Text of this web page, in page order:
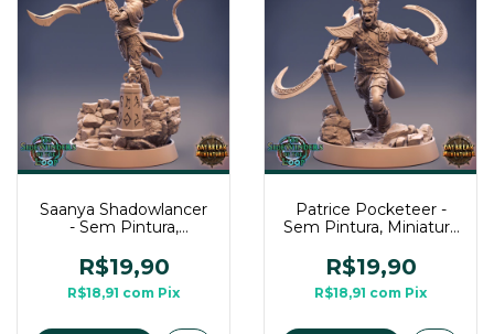
Saanya Shadowlancer
- Sem Pintura,
Para Rpg de Mesa
R$19,90
R$18,91 com Pix
Patrice Pocketeer -
Sem Pintura, Miniatura
Mesa
R$19,90
R$18,91 com Pix